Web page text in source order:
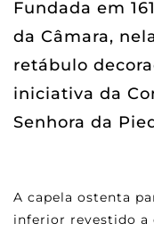
Fundada em
da Câmara,
retábulo
iniciativa da
Senhora da
A capela ostenta
inferior revestido a